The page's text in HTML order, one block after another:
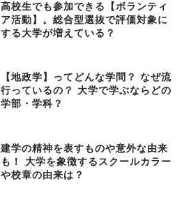
高校生でも参加できる【ボランティ
ア活動】。総合型選抜で評価対象に
する大学が増えている？
【地政学】ってどんな学問？ なぜ流
行っているの？ 大学で学ぶならどの
学部・学科？
建学の精神を表すものや意外な由来
も！ 大学を象徴するスクールカラー
や校章の由来は？